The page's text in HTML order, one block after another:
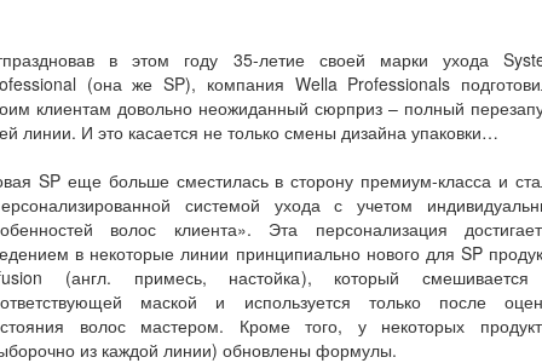
в этом году 35-летие своей марки ухода
(она же SP), компания Wella Professionals
клиентам довольно неожиданный сюрприз – полный
линии. И это касается не только смены дизайна упаковки…
SP еще больше сместилась в сторону премиум-класса и
системой ухода с учетом
волос клиента». Эта персонализация
в некоторые линии принципиально нового для SP
(англ. примесь, настойка), который
маской и используется только после
волос мастером. Кроме того, у некоторых
из каждой линии) обновлены формулы.